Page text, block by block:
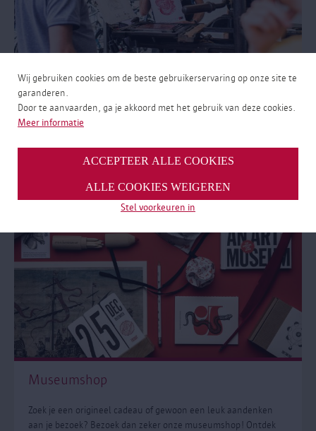
Wij gebruiken cookies om de beste gebruikerservaring op onze site te
garanderen.
Door te aanvaarden, ga je akkoord met het gebruik van deze cookies.
Meer informatie
ACCEPTEER ALLE COOKIES
ALLE COOKIES WEIGEREN
Stel voorkeuren in
Kalender
Tijdelijke tentoonstellingen, evenementen, drukdemonstraties.
museumbezoek.
Museumshop
Zoek je een origineel cadeau of gewoon een leuk aandenken
aan je bezoek? Bezoek dan zeker onze museumshop! Ontdek